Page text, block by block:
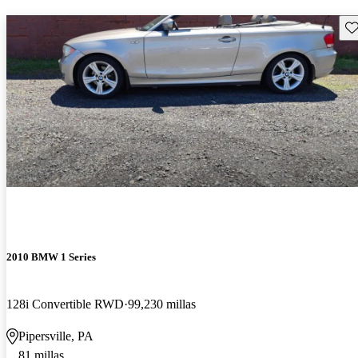
2010 BMW 1 Series
128i Convertible RWD 99,230 millas
Pipersville, PA